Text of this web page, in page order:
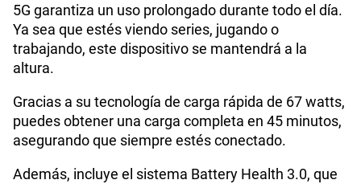
5G garantiza un uso prolongado durante todo el día.
Ya sea que estés viendo series, jugando o
trabajando, este dispositivo se mantendrá a la
altura.
Gracias a su tecnología de carga rápida de 67 watts,
puedes obtener una carga completa en 45 minutos,
asegurando que siempre estés conectado.
Además, incluye el sistema Battery Health 3.0, que